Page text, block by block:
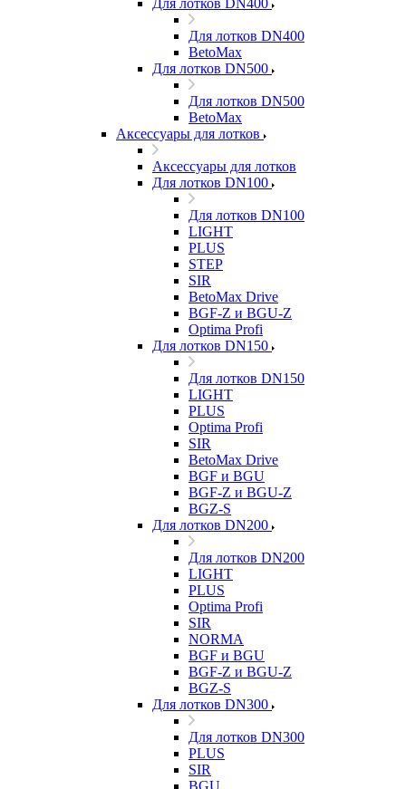
Для лотков DN400
Для лотков DN400
BetoMax
Для лотков DN500
Для лотков DN500
BetoMax
Аксессуары для лотков
Аксессуары для лотков
Для лотков DN100
Для лотков DN100
LIGHT
PLUS
STEP
SIR
BetoMax Drive
BGF-Z и BGU-Z
Optima Profi
Для лотков DN150
Для лотков DN150
LIGHT
PLUS
Optima Profi
SIR
BetoMax Drive
BGF и BGU
BGF-Z и BGU-Z
BGZ-S
Для лотков DN200
Для лотков DN200
LIGHT
PLUS
Optima Profi
SIR
NORMA
BGF и BGU
BGF-Z и BGU-Z
BGZ-S
Для лотков DN300
Для лотков DN300
PLUS
SIR
BGU